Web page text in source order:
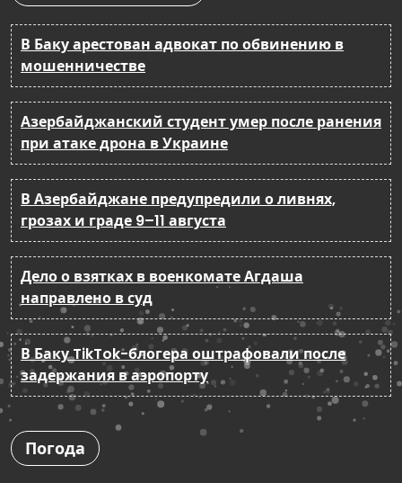
В Баку арестован адвокат по обвинению в
мошенничестве
Азербайджанский студент умер после ранения
при атаке дрона в Украине
В Азербайджане предупредили о ливнях,
грозах и граде 9–11 августа
Дело о взятках в военкомате Агдаша
направлено в суд
В Баку TikTok-блогера оштрафовали после
задержания в аэропорту
Погода